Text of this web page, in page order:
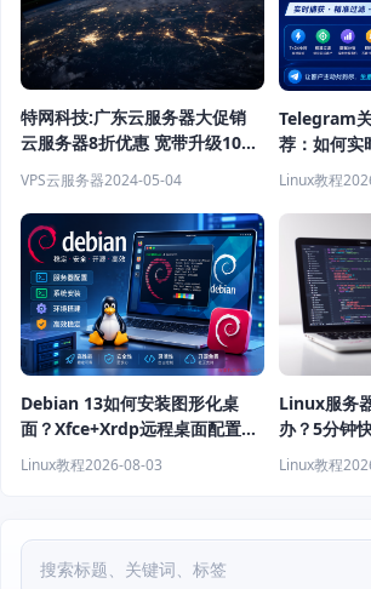
特网科技:广东云服务器大促销
云服务器8折优惠 宽带升级10M
独享 5G(防御)
VPS云服务器2024-05-04
Telegram
荐：如何实
高获客效率？
Linux教程
Debian 13如何安装图形化桌
面？Xfce+Xrdp远程桌面配置教
程
Linux教程2026-08-03
Linux服务
办？5分钟
Linux教程